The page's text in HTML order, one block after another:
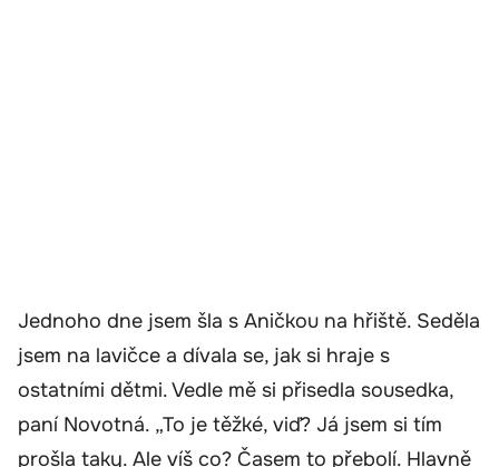
Jednoho dne jsem šla s Aničkou na hřiště. Seděla
jsem na lavičce a dívala se, jak si hraje s
ostatními dětmi. Vedle mě si přisedla sousedka,
paní Novotná. „To je těžké, viď? Já jsem si tím
prošla taky. Ale víš co? Časem to přebolí. Hlavně